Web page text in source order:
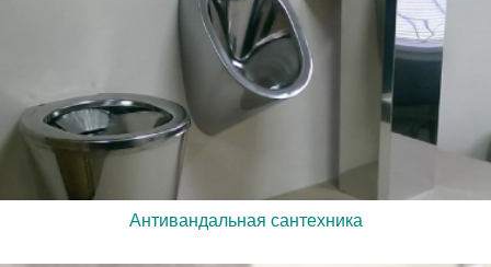
Антивандальная сантехника